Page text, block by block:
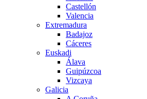
Castellón
Valencia
Extremadura
Badajoz
Cáceres
Euskadi
Álava
Guipúzcoa
Vizcaya
Galicia